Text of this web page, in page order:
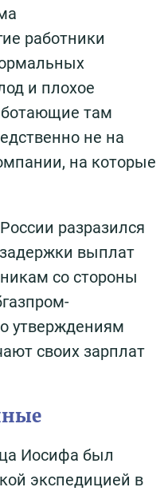
работники
и плохое
там
не на
на которые
разразился
выплат
со стороны
утверждениям
своих зарплат
Иосифа был
экспедицией в